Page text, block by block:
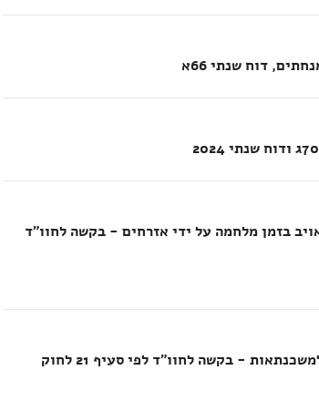
דוח שנתי 66א
בזמן מלחמה על ידי אזרחים - בקשה לחוו"ד
פעולות הפיקוח על הבנקים בנושא מתן הלוואות למשכנתאות - בקשה לחוו"ד לפי סעיף 21 לחוק